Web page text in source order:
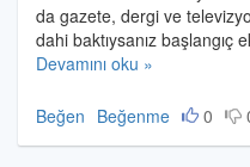
da gazete, dergi ve
dahi baktıysanız başlangıç
Devamını oku »
Beğen Beğenme 0